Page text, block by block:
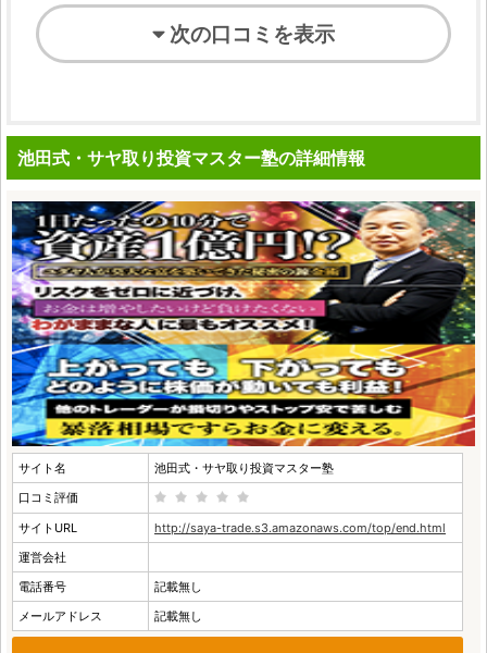
次の口コミを表示
池田式・サヤ取り投資マスター塾の詳細情報
サイト名
池田式・サヤ取り投資マスター塾
口コミ評価
サイトURL
http://saya-trade.s3.amazonaws.com/top/end.html
運営会社
電話番号
記載無し
メールアドレス
記載無し